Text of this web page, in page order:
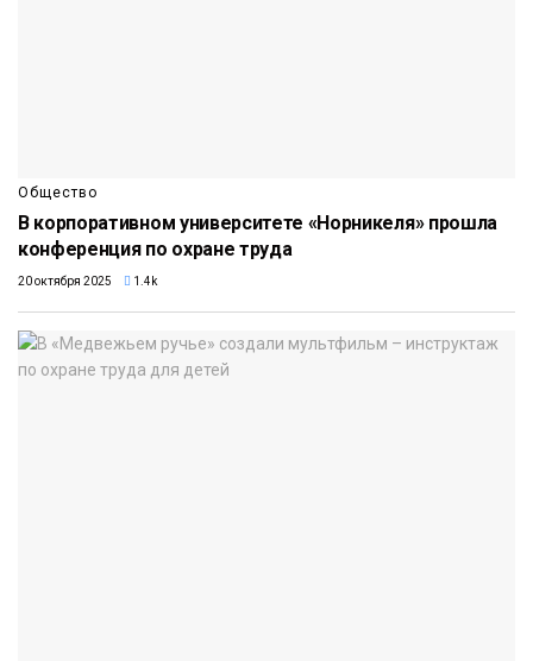
Общество
В корпоративном университете «Норникеля» прошла
конференция по охране труда
20 октября 2025 1.4k